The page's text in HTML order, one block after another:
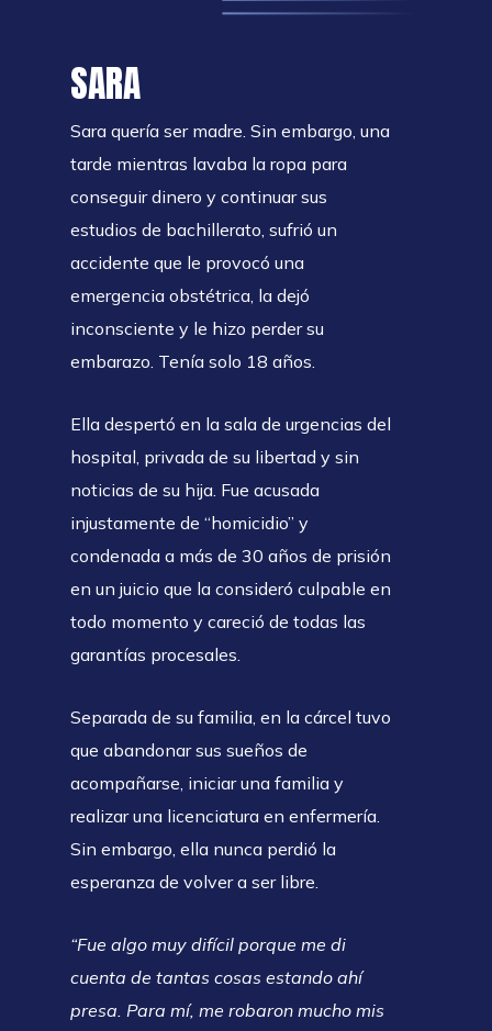
SARA
Sara quería ser madre. Sin embargo, una
tarde mientras lavaba la ropa para
conseguir dinero y continuar sus
estudios de bachillerato, sufrió un
accidente que le provocó una
emergencia obstétrica, la dejó
inconsciente y le hizo perder su
embarazo. Tenía solo 18 años.
Ella despertó en la sala de urgencias del
hospital, privada de su libertad y sin
noticias de su hija. Fue acusada
injustamente de “homicidio” y
condenada a más de 30 años de prisión
en un juicio que la consideró culpable en
todo momento y careció de todas las
garantías procesales.
Separada de su familia, en la cárcel tuvo
que abandonar sus sueños de
acompañarse, iniciar una familia y
realizar una licenciatura en enfermería.
Sin embargo, ella nunca perdió la
esperanza de volver a ser libre.
“Fue algo muy difícil porque me di
cuenta de tantas cosas estando ahí
presa. Para mí, me robaron mucho mis